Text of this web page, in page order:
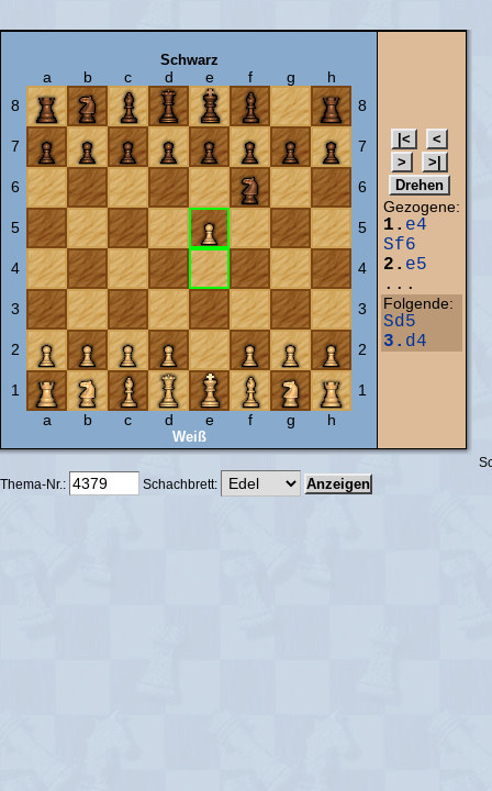
Schwarz
a b c d e f g
h
8
8
7 7
6 6
5 5
4 4
3 3
2 2
1
1
a
b c d e f g h
Weiß
Gezogene:
1. e4
Sf6
2. e5
...
Folgende:
Sd5
3. d4
Thema-Nr.:
Schachbrett: